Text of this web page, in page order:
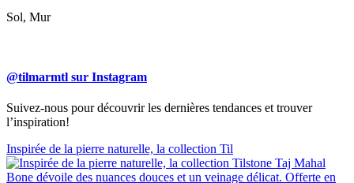
Sol, Mur
@tilmarmtl sur Instagram
Suivez-nous pour découvrir les dernières tendances et trouver
l’inspiration!
Inspirée de la pierre naturelle, la collection Til